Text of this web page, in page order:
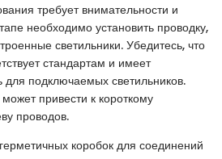
требует внимательности и
необходимо установить проводку,
светильники. Убедитесь, что
стандартам и имеет
подключаемых светильников.
привести к короткому
проводов.
коробок для соединений